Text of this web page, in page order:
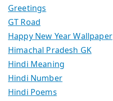
Greetings
GT Road
Happy New Year Wallpaper
Himachal Pradesh GK
Hindi Meaning
Hindi Number
Hindi Poems